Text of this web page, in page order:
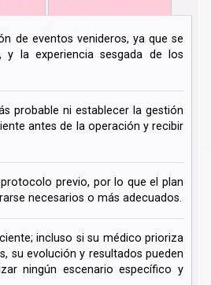
de eventos venideros, ya que se
y la experiencia sesgada de los
probable ni establecer la gestión
antes de la operación y recibir
previo, por lo que el plan
necesarios o más adecuados.
incluso si su médico prioriza
su evolución y resultados pueden
ningún escenario específico y